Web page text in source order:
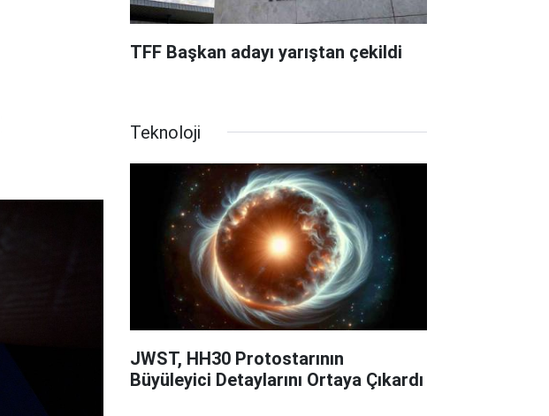
TFF Başkan adayı yarıştan çekildi
Teknoloji
JWST, HH30 Protostarının
Büyüleyici Detaylarını Ortaya Çıkardı